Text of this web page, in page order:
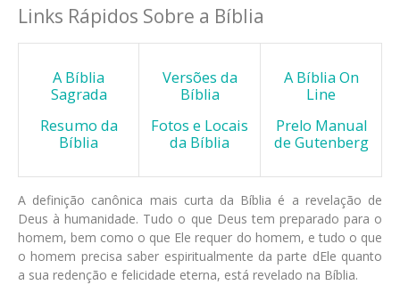
Links Rápidos Sobre a Bíblia
A Bíblia
Sagrada
Resumo da
Bíblia
Versões da
Bíblia
Fotos e Locais
da Bíblia
A Bíblia On
Line
Prelo Manual
de Gutenberg
A definição canônica mais curta da Bíblia é a revelação de
Deus à humanidade. Tudo o que Deus tem preparado para o
homem, bem como o que Ele requer do homem, e tudo o que
o homem precisa saber espiritualmente da parte dEle quanto
a sua redenção e felicidade eterna, está revelado na Bíblia.